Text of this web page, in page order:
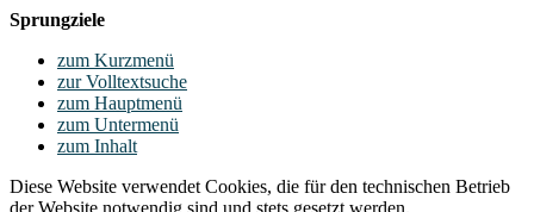
Sprungziele
zum Kurzmenü
zur Volltextsuche
zum Hauptmenü
zum Untermenü
zum Inhalt
Diese Website verwendet Cookies, die für den technischen Betrieb
der Website notwendig sind und stets gesetzt werden.